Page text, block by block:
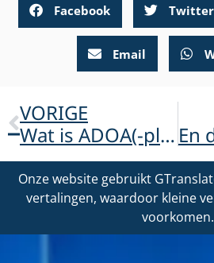
Facebook Twitter
Email
VORIGE
Wat is ADOA(-plus) nou eigenlijk?
Onze website gebruikt
vertalingen, waardoor kleine
voorkomen.